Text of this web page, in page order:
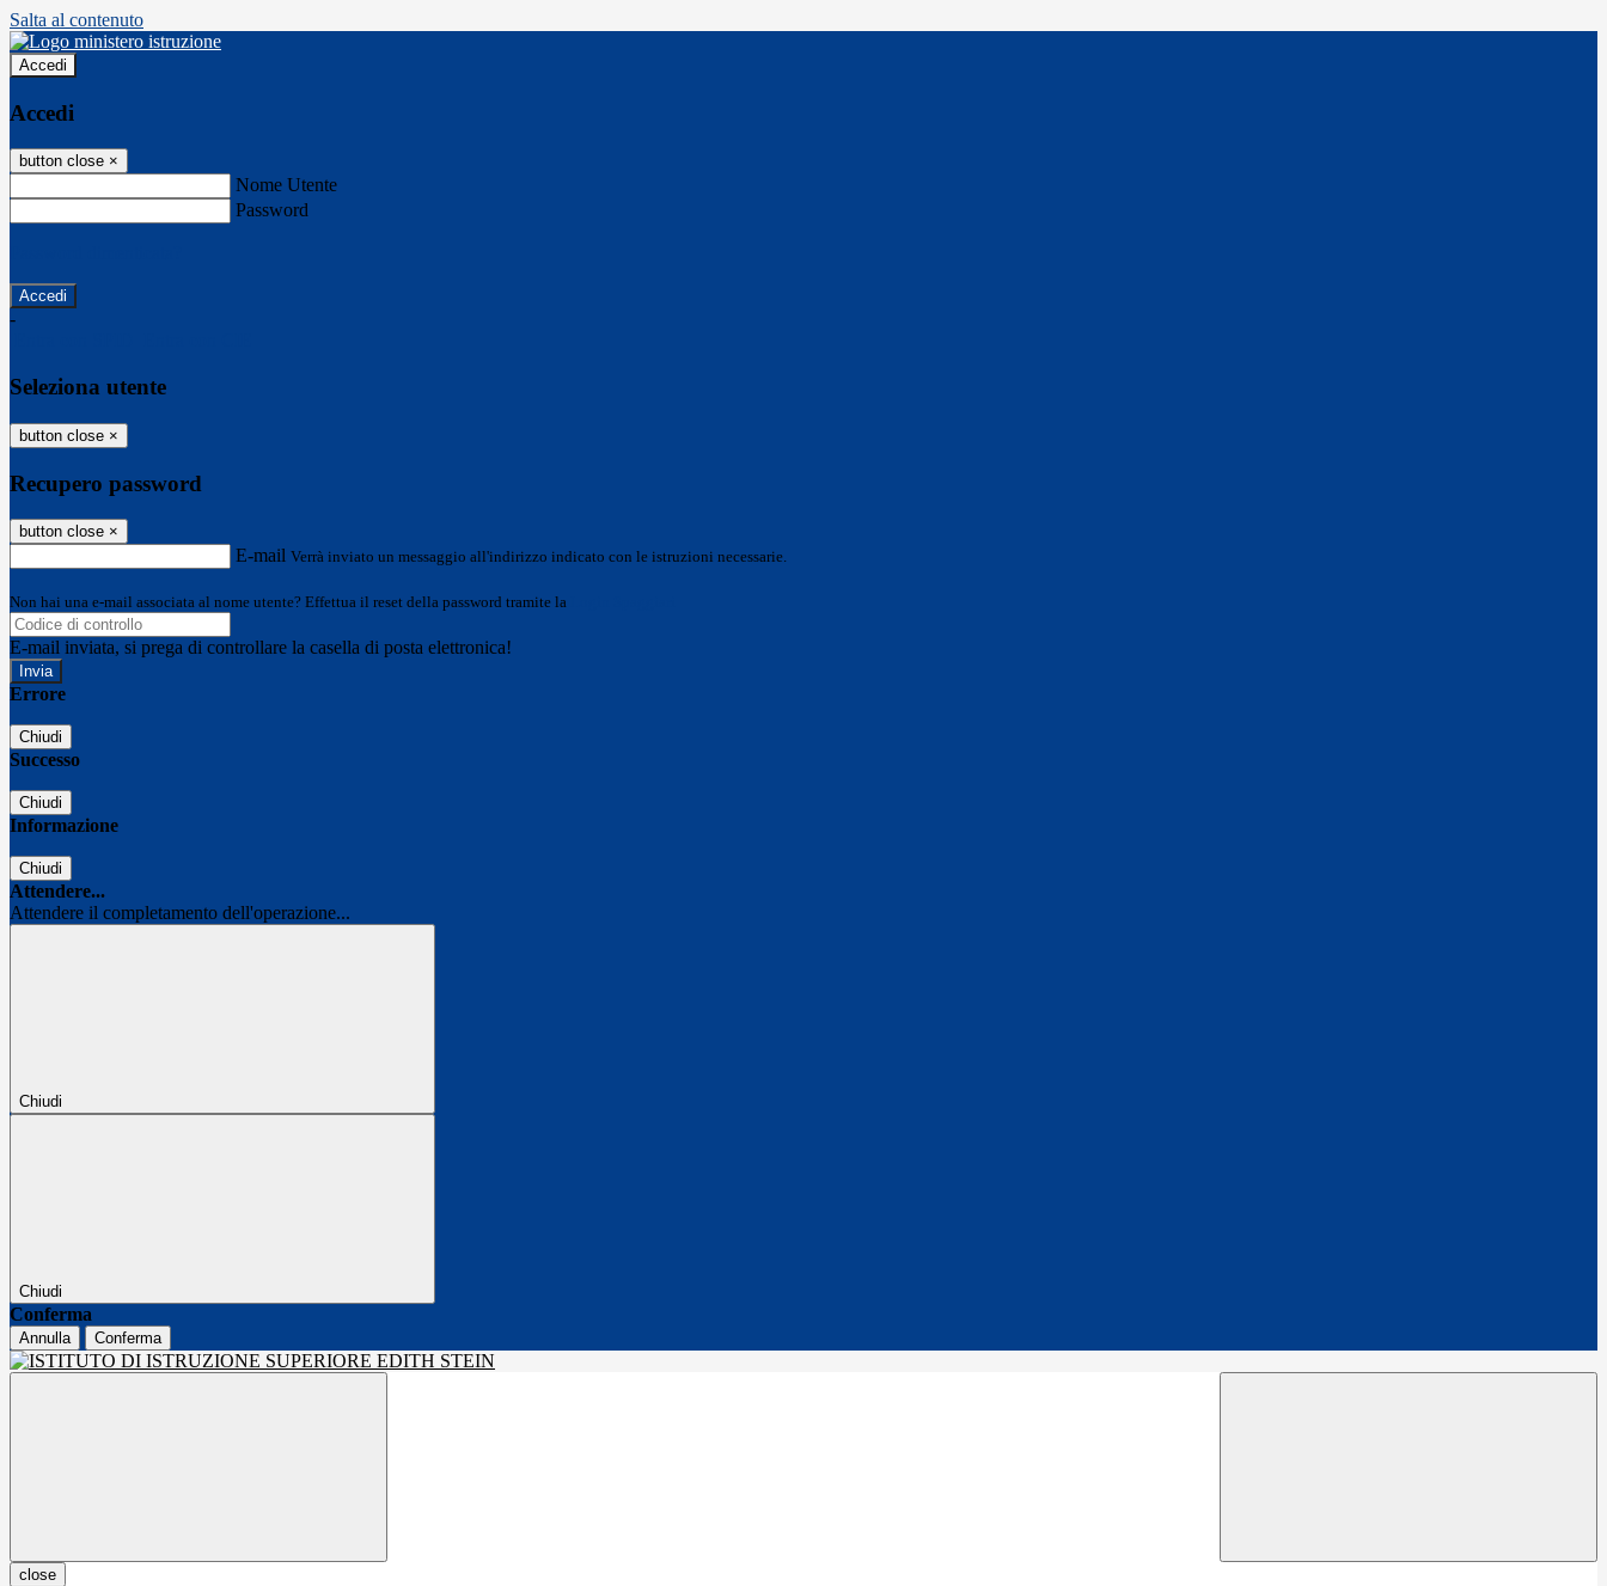
Salta al contenuto
Accedi
Accedi
button close ×
Nome Utente
Password
-
Seleziona utente
button close ×
Recupero password
button close ×
E-mail Verrà inviato un messaggio all'indirizzo indicato con le istruzioni necessarie.
Non hai una e-mail associata al nome utente? Effettua il reset della password tramite la
E-mail inviata, si prega di controllare la casella di posta elettronica!
Errore
Chiudi
Successo
Chiudi
Informazione
Chiudi
Attendere...
Attendere il completamento dell'operazione...
Chiudi
Chiudi
Conferma
Annulla Conferma
close